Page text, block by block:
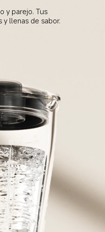
y parejo. Tus
y llenas de sabor.